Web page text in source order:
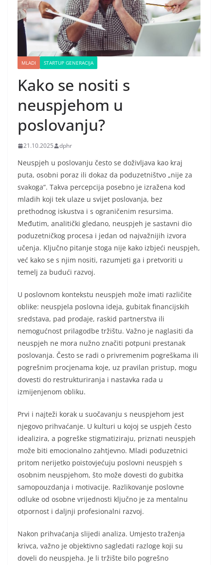
MLADI STARTUP GENERACIJA
Kako se nositi s
neuspjehom u
poslovanju?
21.10.2025 dphr
Neuspjeh u poslovanju često se doživljava kao kraj
puta, osobni poraz ili dokaz da poduzetništvo „nije za
svakoga“. Takva percepcija posebno je izražena kod
mladih koji tek ulaze u svijet poslovanja, bez
prethodnog iskustva i s ograničenim resursima.
Međutim, analitički gledano, neuspjeh je sastavni dio
poduzetničkog procesa i jedan od najvažnijih izvora
učenja. Ključno pitanje stoga nije kako izbjeći neuspjeh,
već kako se s njim nositi, razumjeti ga i pretvoriti u
temelj za budući razvoj.
U poslovnom kontekstu neuspjeh može imati različite
oblike: neuspjela poslovna ideja, gubitak financijskih
sredstava, pad prodaje, raskid partnerstva ili
nemogućnost prilagodbe tržištu. Važno je naglasiti da
neuspjeh ne mora nužno značiti potpuni prestanak
poslovanja. Često se radi o privremenim pogreškama ili
pogrešnim procjenama koje, uz pravilan pristup, mogu
dovesti do restrukturiranja i nastavka rada u
izmijenjenom obliku.
Prvi i najteži korak u suočavanju s neuspjehom jest
njegovo prihvaćanje. U kulturi u kojoj se uspjeh često
idealizira, a pogreške stigmatiziraju, priznati neuspjeh
može biti emocionalno zahtjevno. Mladi poduzetnici
pritom nerijetko poistovjećuju poslovni neuspjeh s
osobnim neuspjehom, što može dovesti do gubitka
samopouzdanja i motivacije. Razlikovanje poslovne
odluke od osobne vrijednosti ključno je za mentalnu
otpornost i daljnji profesionalni razvoj.
Nakon prihvaćanja slijedi analiza. Umjesto traženja
krivca, važno je objektivno sagledati razloge koji su
doveli do neuspjeha. Je li tržište bilo pogrešno